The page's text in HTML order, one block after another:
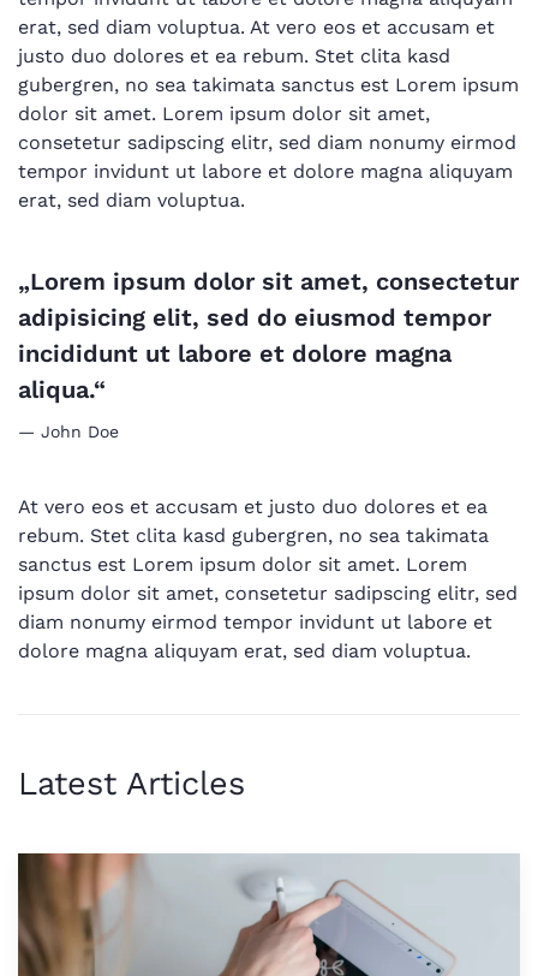
erat, sed diam voluptua. At vero eos et accusam et
justo duo dolores et ea rebum. Stet clita kasd
gubergren, no sea takimata sanctus est Lorem ipsum
dolor sit amet. Lorem ipsum dolor sit amet,
consetetur sadipscing elitr, sed diam nonumy eirmod
tempor invidunt ut labore et dolore magna aliquyam
erat, sed diam voluptua.
„Lorem ipsum dolor sit amet, consectetur
adipisicing elit, sed do eiusmod tempor
incididunt ut labore et dolore magna
aliqua.“
John Doe
At vero eos et accusam et justo duo dolores et ea
rebum. Stet clita kasd gubergren, no sea takimata
sanctus est Lorem ipsum dolor sit amet. Lorem
ipsum dolor sit amet, consetetur sadipscing elitr, sed
diam nonumy eirmod tempor invidunt ut labore et
dolore magna aliquyam erat, sed diam voluptua.
Latest Articles